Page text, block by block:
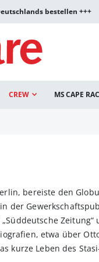
bestellen +++
CREW MS CAPE
bereiste den
der
etwa über
kurze Leben des